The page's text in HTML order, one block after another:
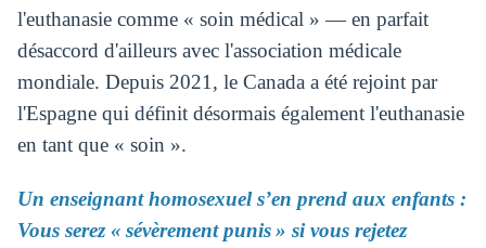
l'euthanasie comme « soin médical » — en parfait
désaccord d'ailleurs avec l'association médicale
mondiale. Depuis 2021, le Canada a été rejoint par
l'Espagne qui définit désormais également l'euthanasie
en tant que « soin ».
Un enseignant homosexuel s’en prend aux enfants :
Vous serez « sévèrement punis » si vous rejetez